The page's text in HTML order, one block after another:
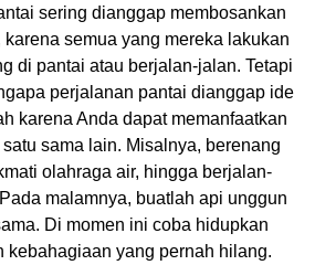
sering dianggap membosankan
semua yang mereka lakukan
di pantai atau berjalan-jalan. Tetapi
perjalanan pantai dianggap ide
karena Anda dapat memanfaatkan
sama lain. Misalnya, berenang
olahraga air, hingga berjalan-
malamnya, buatlah api unggun
Di momen ini coba hidupkan
kebahagiaan yang pernah hilang.